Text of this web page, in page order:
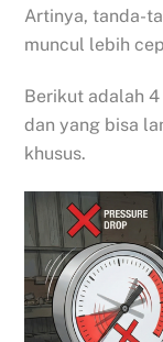
Artinya, tanda-
muncul lebih
Berikut adalah
dan yang bisa
khusus.